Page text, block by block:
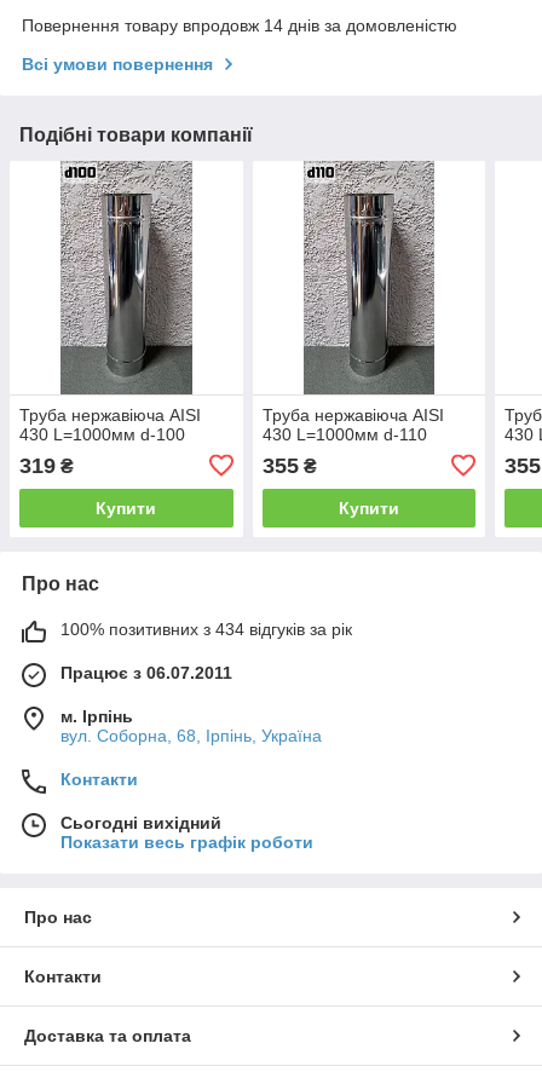
Повернення товару впродовж 14 днів за домовленістю
Всі умови повернення
Подібні товари компанії
Труба нержавіюча AISI
430 L=1000мм d-100
319 ₴
Купити
Труба нержавіюча AISI
430 L=1000мм d-110
355₴
Купити
430
355
Про нас
100% позитивних з 434 відгуків за рік
Працює з 06.07.2011
м. Ірпінь
вул. Соборна, 68, Ірпінь, Україна
Контакти
Сьогодні вихідний
Показати весь графік роботи
Про нас
Контакти
Доставка та оплата